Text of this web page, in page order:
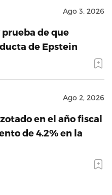
Ago 3, 2026
de que
de Epstein
Ago 2, 2026
en el año fiscal
de 4.2% en la